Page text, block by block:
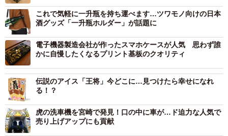
モーターボックスとレーンにはタイガースのロゴマーク
がプリントされ、応援気分を盛り上げつつ、食事をしなが
らテレビ観戦できる。何がキラキラかと言えば、写真では
分かりづらいが、本体部分に施された金色のラメ。「そう
めんが通過していくところがキラキラして華やか」とい
う。
もうひとつの新商品は「タイガースビッグハンディファ
ン」で、一見すると、これまで見掛けるモノと変わらない
これで気軽に一升瓶を持ち運べます…ツワモノ向けの日本
酒グッズ「一升瓶ホルダー」が話題に
電子機器製造会社が作ったスマホケースが人気 思わず誰
かに自慢したくなるプリント基板のクオリティ
伝説のアイス「王将」今どこに…見つけたら幸せになれ
る！？
虎の洗車機を宮崎で発見！口の中に車が…ド迫力な人気で
売り上げアップにも貢献